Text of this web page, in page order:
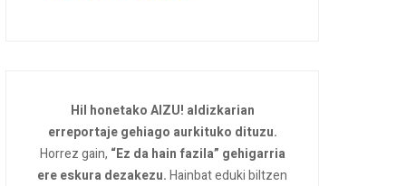
Hil honetako AIZU! aldizkarian
erreportaje gehiago aurkituko dituzu.
Horrez gain, “Ez da hain fazila” gehigarria
ere eskura dezakezu.Hainbat eduki biltzen